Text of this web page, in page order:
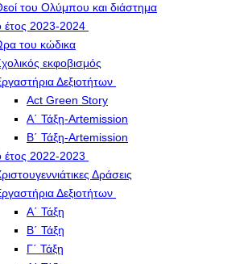
του Ολύμπου και διάστημα
έτος 2023-2024
του κώδικα
εκφοβισμός
Δεξιοτήτων
Act Green Story
Α΄ Τάξη-Artemission
Β΄ Τάξη-Artemission
έτος 2022-2023
Δράσεις
Δεξιοτήτων
Α΄ Τάξη
Β΄ Τάξη
Γ΄ Τάξη